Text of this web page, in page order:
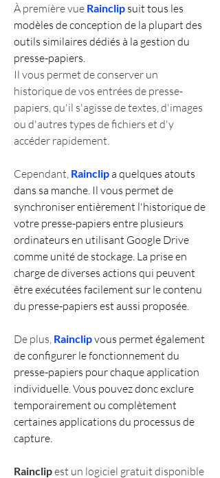
À première vue Rainclip suit tous les
modèles de conception de la plupart des
outils similaires dédiés à la gestion du
presse-papiers.
Il vous permet de conserver un
historique de vos entrées de presse-
papiers, qu'il s'agisse de textes, d'images
ou d'autres types de fichiers et d'y
accéder rapidement.
Cependant, Rainclip a quelques atouts
dans sa manche. Il vous permet de
synchroniser entièrement l'historique de
votre presse-papiers entre plusieurs
ordinateurs en utilisant Google Drive
comme unité de stockage. La prise en
charge de diverses actions qui peuvent
être exécutées facilement sur le contenu
du presse-papiers est aussi proposée.
De plus, Rainclip vous permet également
de configurer le fonctionnement du
presse-papiers pour chaque application
individuelle. Vous pouvez donc exclure
temporairement ou complètement
certaines applications du processus de
capture.
Rainclip est un logiciel gratuit disponible